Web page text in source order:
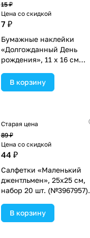
15 ₽
Цена со скидкой
7 ₽
Бумажные наклейки
«Долгожданный День
рождения», 11 х 16 см
В корзину
Старая цена
89 ₽
Цена со скидкой
44 ₽
Cалфетки «Маленький
джентльмен», 25х25 см,
набор 20 шт. (№3967957).
В корзину